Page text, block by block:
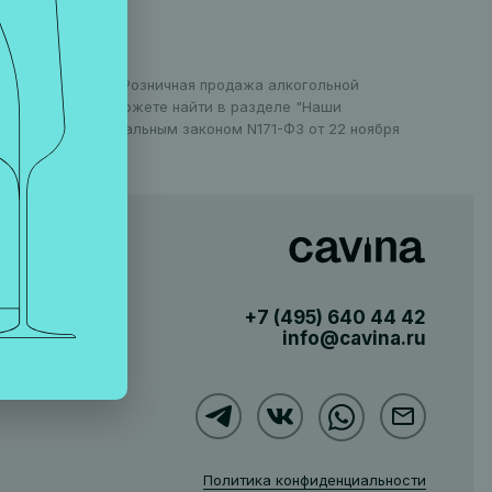
в Москве. Розничная продажа алкогольной
вы можете найти в разделе "Наши
Федеральным законом N171-ФЗ от 22 ноября
+7 (495) 640 44 42
info@cavina.ru
Политика конфиденциальности